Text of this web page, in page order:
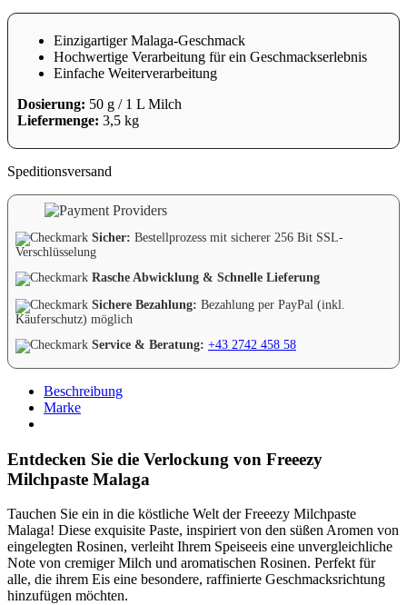
Einzigartiger Malaga-Geschmack
Hochwertige Verarbeitung für ein Geschmackserlebnis
Einfache Weiterverarbeitung
Dosierung: 50 g / 1 L Milch
Liefermenge: 3,5 kg
Speditionsversand
Sicher: Bestellprozess mit sicherer 256 Bit SSL-
Verschlüsselung
Rasche Abwicklung & Schnelle Lieferung
Sichere Bezahlung: Bezahlung per PayPal (inkl.
Käuferschutz) möglich
Service & Beratung: +43 2742 458 58
Beschreibung
Marke
Entdecken Sie die Verlockung von Freeezy
Milchpaste Malaga
Tauchen Sie ein in die köstliche Welt der Freeezy Milchpaste
Malaga! Diese exquisite Paste, inspiriert von den süßen Aromen von
eingelegten Rosinen, verleiht Ihrem Speiseeis eine unvergleichliche
Note von cremiger Milch und aromatischen Rosinen. Perfekt für
alle, die ihrem Eis eine besondere, raffinierte Geschmacksrichtung
hinzufügen möchten.